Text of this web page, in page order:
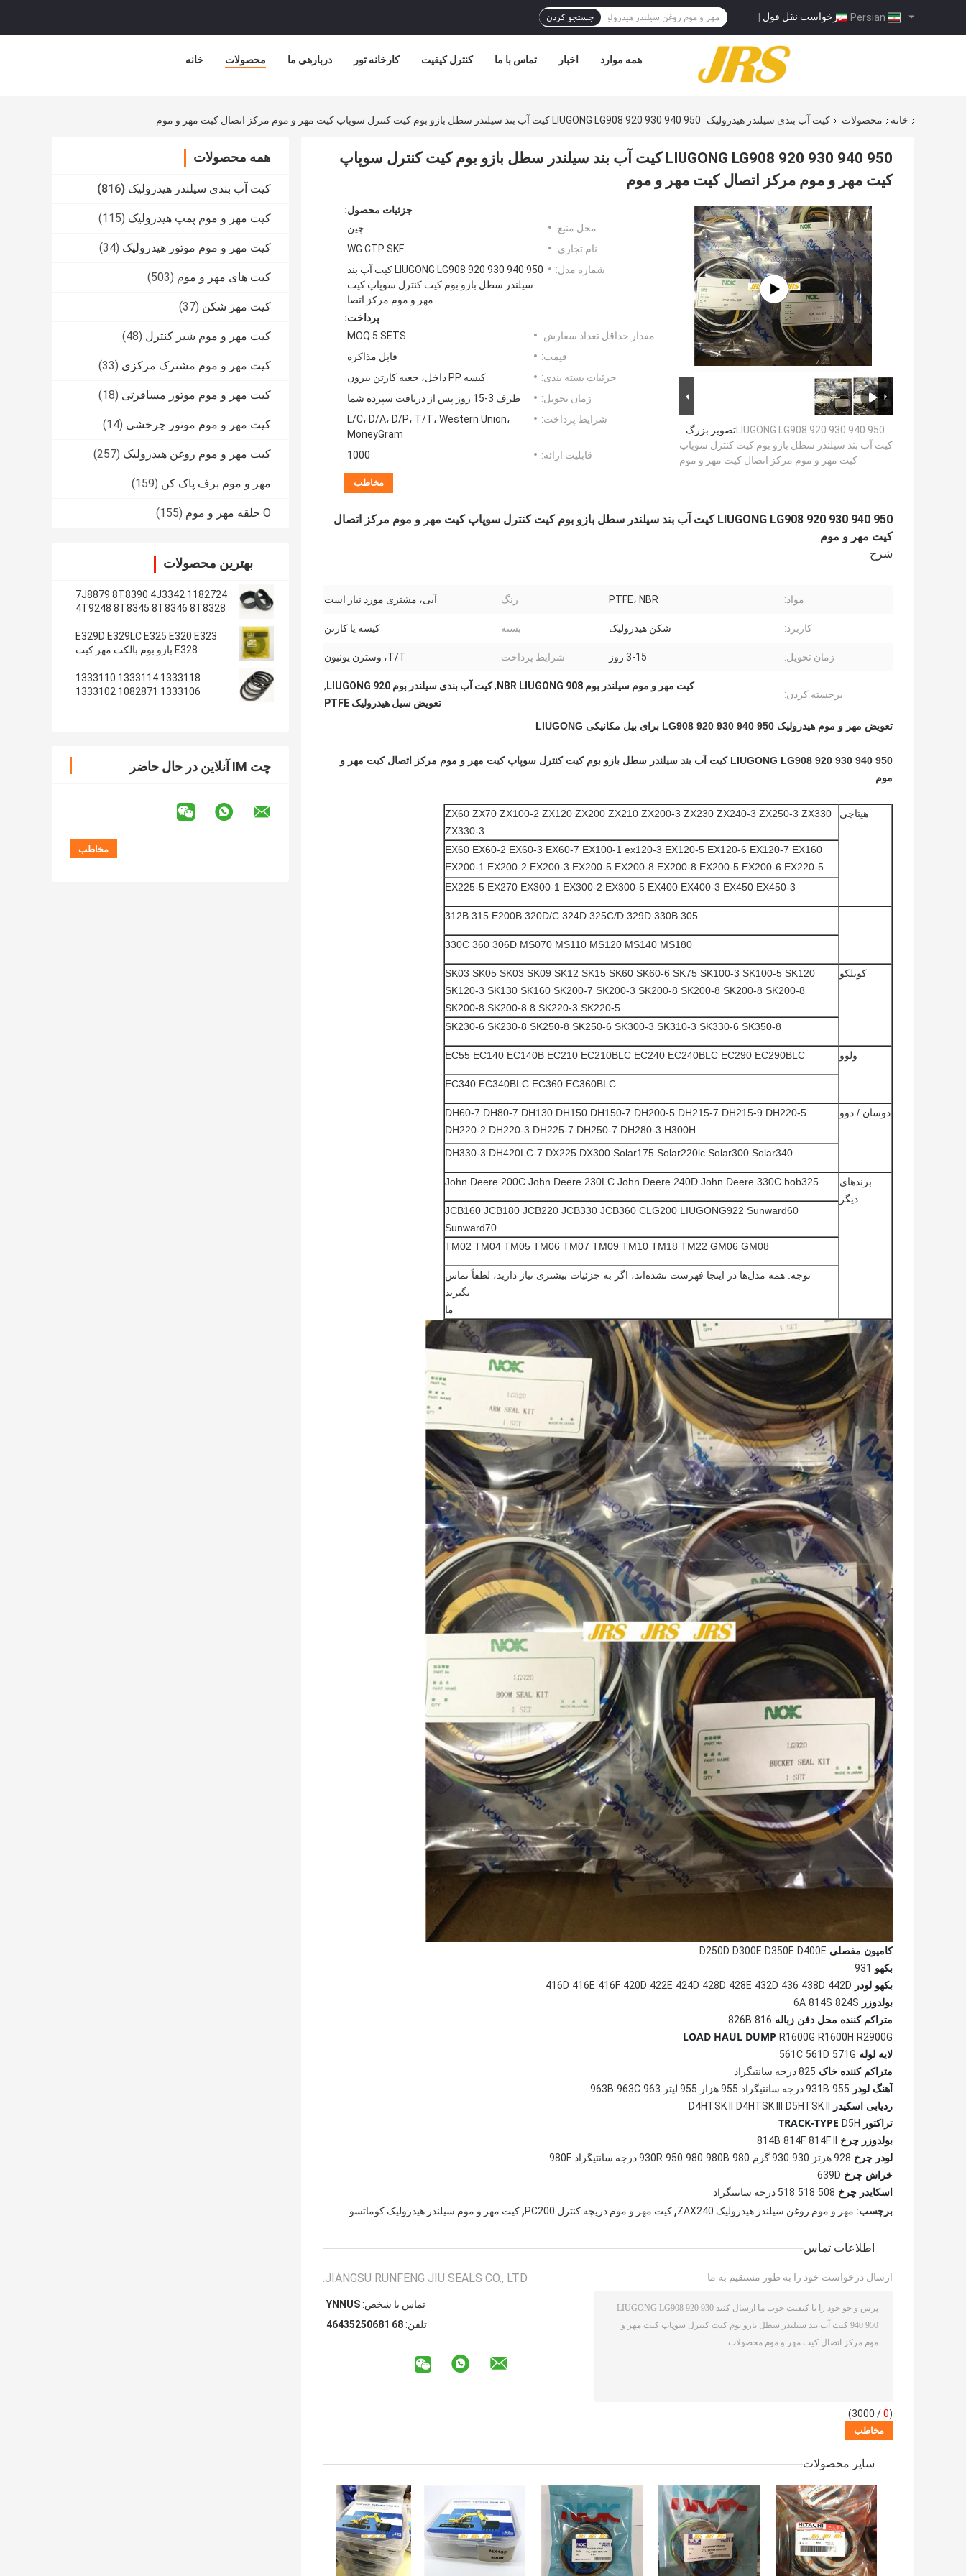
درخواست نقل قول | جستجو کردن
خانه محصولات دربارهی ما کارخانه تور کنترل کیفیت تماس با ما اخبار همه موارد
خانه محصولات کیت آب بندی سیلندر هیدرولیک LIUGONG LG908 920 930 940 950 کیت آب بند سیلندر سطل بازو بوم کیت کنترل سوپاپ کیت مهر و موم مرکز اتصال کیت مهر و موم
همه محصولات
کیت آب بندی سیلندر هیدرولیک (816)
کیت مهر و موم پمپ هیدرولیک (115)
کیت مهر و موم موتور هیدرولیک (34)
کیت های مهر و موم (503)
کیت مهر شکن (37)
کیت مهر و موم شیر کنترل (48)
کیت مهر و موم مشترک مرکزی (33)
کیت مهر و موم موتور مسافرتی (18)
کیت مهر و موم موتور چرخشی (14)
کیت مهر و موم روغن هیدرولیک (257)
مهر و موم برف پاک کن (159)
O حلقه مهر و موم (155)
بهترین محصولات
1182724 7J8879 8T8390 4J3342
4T9248 8T8345 8T8346 8T8328
E329D E329LC E325 E320 E323
E328 بازو بوم بالکت مهر کیت
1333118 1333114 1333110
1333106 1082871 1333102
چت IM آنلاین در حال حاضر
LIUGONG LG908 920 930 940 950 کیت آب بند سیلندر سطل بازو بوم کیت کنترل سوپاپ
کیت مهر و موم مرکز اتصال کیت مهر و موم
تصویر بزرگ :LIUGONG LG908 920 930 940 950
کیت آب بند سیلندر سطل بازو بوم کیت کنترل سوپاپ
کیت مهر و موم مرکز اتصال کیت مهر و موم
جزئیات محصول:
محل منبع:
چین
نام تجاری:
WG CTP SKF
شماره مدل:
LIUGONG LG908 920 930 940 950 کیت آب بند
سیلندر سطل بازو بوم کیت کنترل سوپاپ کیت
مهر و موم مرکز اتصا
پرداخت:
مقدار حداقل تعداد سفارش:
MOQ 5 SETS
قیمت:
قابل مذاکره
جزئیات بسته بندی:
کیسه PP داخل، جعبه کارتن بیرون
زمان تحویل:
ظرف 3-15 روز پس از دریافت سپرده شما
شرایط پرداخت:
L/C، D/A، D/P، T/T، Western Union،
MoneyGram
قابلیت ارائه:
1000
مخاطب
LIUGONG LG908 920 930 940 950 کیت آب بند سیلندر سطل بازو بوم کیت کنترل سوپاپ کیت مهر و موم مرکز اتصال
کیت مهر و موم
شرح
مواد: PTFE، NBR رنگ: آبی، مشتری مورد نیاز است
کاربرد: شکن هیدرولیک بسته: کیسه یا کارتن
زمان تحویل: 3-15 روز شرایط پرداخت: T/T، وسترن یونیون
برجسته کردن:
کیت مهر و موم سیلندر بوم NBR LIUGONG 908 ,کیت آب بندی سیلندر بوم LIUGONG 920
,
تعویض سیل هیدرولیک PTFE
تعویض مهر و موم هیدرولیک LG908 920 930 940 950 برای بیل مکانیکی LIUGONG
LIUGONG LG908 920 930 940 950 کیت آب بند سیلندر سطل بازو بوم کیت کنترل سوپاپ کیت مهر و موم مرکز اتصال کیت مهر و
موم
هیتاچی
ZX60 ZX70 ZX100-2 ZX120 ZX200 ZX210 ZX200-3 ZX230 ZX240-3 ZX250-3 ZX330
ZX330-3
EX60 EX60-2 EX60-3 EX60-7 EX100-1 ex120-3 EX120-5 EX120-6 EX120-7 EX160
EX200-1 EX200-2 EX200-3 EX200-5 EX200-8 EX200-8 EX200-5 EX200-6 EX220-5
EX225-5 EX270 EX300-1 EX300-2 EX300-5 EX400 EX400-3 EX450 EX450-3
305 312B 315 E200B 320D/C 324D 325C/D 329D 330B
330C 360 306D MS070 MS110 MS120 MS140 MS180
کوبلکو
SK03 SK05 SK03 SK09 SK12 SK15 SK60 SK60-6 SK75 SK100-3 SK100-5 SK120
SK120-3 SK130 SK160 SK200-7 SK200-3 SK200-8 SK200-8 SK200-8 SK200-8
SK200-8 SK200-8 8 SK220-3 SK220-5
SK230-6 SK230-8 SK250-8 SK250-6 SK300-3 SK310-3 SK330-6 SK350-8
ولوو EC55 EC140 EC140B EC210 EC210BLC EC240 EC240BLC EC290 EC290BLC
EC340 EC340BLC EC360 EC360BLC
دوسان / دوو
DH60-7 DH80-7 DH130 DH150 DH150-7 DH200-5 DH215-7 DH215-9 DH220-5
DH220-2 DH220-3 DH225-7 DH250-7 DH280-3 H300H
DH330-3 DH420LC-7 DX225 DX300 Solar175 Solar220lc Solar300 Solar340
برندهای
دیگر
John Deere 200C John Deere 230LC John Deere 240D John Deere 330C bob325
JCB160 JCB180 JCB220 JCB330 JCB360 CLG200 LIUGONG922 Sunward60
Sunward70
TM02 TM04 TM05 TM06 TM07 TM09 TM10 TM18 TM22 GM06 GM08
توجه: همه مدل‌ها در اینجا فهرست نشده‌اند، اگر به جزئیات بیشتری نیاز دارید، لطفاً تماس
بگیرید
ما
کامیون مفصلی D250D D300E D350E D400E
بکهو 931
بکهو لودر 416D 416E 416F 420D 422E 424D 428D 428E 432D 436 438D 442D
بولدوزر 6A 814S 824S
متراکم کننده محل دفن زباله 816
826B
LOAD HAUL DUMP R1600G R1600H R2900G
لایه لوله 561C 561D 571G
متراکم کننده خاک 825 درجه سانتیگراد
آهنگ لودر 931B 955 درجه سانتیگراد 955 هزار 955 لیتر 963
963B 963C
ردیابی اسکیدر D4HTSK II D4HTSK III D5HTSK II
تراکتور TRACK-TYPE D5H
بولدوزر چرخ 814B 814F 814F II
لودر چرخ 928 هرتز 930 930 گرم 930R 950 980 980B 980 درجه سانتیگراد 980F
خراش چرخ 639D
اسکایدر چرخ 508
518 518 درجه سانتیگراد
برچسب: مهر و موم روغن سیلندر هیدرولیک ZAX240 , کیت مهر و موم دریچه کنترل PC200 , کیت مهر و موم سیلندر هیدرولیک کوماتسو
اطلاعات تماس
JIANGSU RUNFENG JIU SEALS CO., LTD.
تماس با شخص: SUNNY
تلفن: 86 18605253464
ارسال درخواست خود را به طور مستقیم به ما
(
0
/ 3000)
سایر محصولات